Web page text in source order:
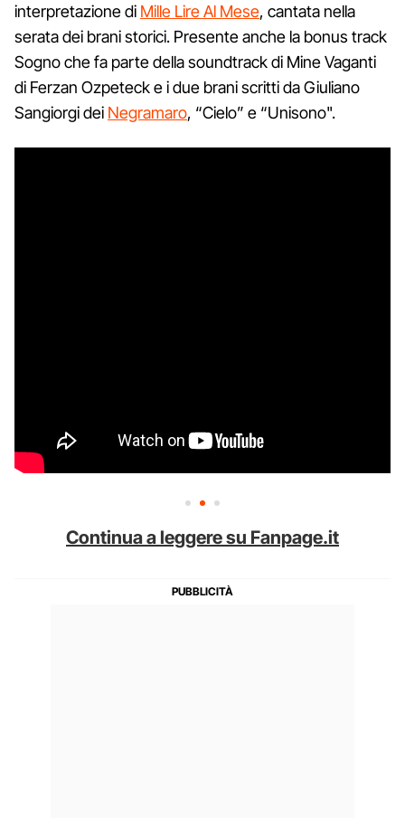
interpretazione di Mille Lire Al Mese, cantata nella
serata dei brani storici. Presente anche la bonus track
Sogno che fa parte della soundtrack di Mine Vaganti
di Ferzan Ozpeteck e i due brani scritti da Giuliano
Sangiorgi dei Negramaro, “Cielo” e “Unisono".
Continua a leggere su Fanpage.it